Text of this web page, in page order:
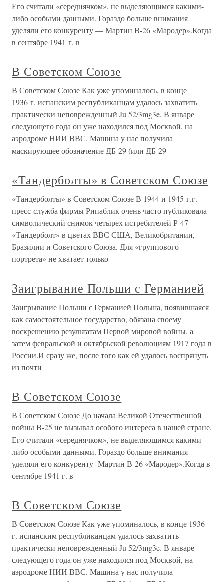
Его считали «середнячком», не выделяющимся какими-
либо особыми данными. Гораздо больше внимания
уделяли его конкуренту — Мартин В-26 «Мародер».Когда
в сентябре 1941 г. в
В Советском Союзе
В Советском Союзе Как уже упоминалось, в конце
1936 г. испанским республиканцам удалось захватить
практически неповрежденный Ju 52/3mg3e. В январе
следующего года он уже находился под Москвой, на
аэродроме НИИ ВВС. Машина у нас получила
маскирующее обозначение ДБ-29 (или ДБ-29
«Тандерболты» в Советском Союзе
«Тандерболты» в Советском Союзе В 1944 и 1945 г.г.
пресс-служба фирмы Рипаблик очень часто публиковала
символический снимок четырех истребителей Р-47
«Тандерболт» в цветах ВВС США, Великобритании,
Бразилии и Советского Союза. Для «группового
портрета» не хватает только
Заигрывание Польши с Германией
Заигрывание Польши с Германией Польша, появившаяся
как самостоятельное государство, обязана своему
воскрешению результатам Первой мировой войны, а
затем февральской и октябрьской революциям 1917 года в
России.И сразу же, после того как ей удалось воспрянуть
из почти
В Советском Союзе
В Советском Союзе До начала Великой Отечественной
войны В-25 не вызывал особого интереса в нашей стране.
Его считали «середнячком», не выделяющимся какими-
либо особыми данными. Гораздо больше внимания
уделяли его конкуренту- Мартин В-26 «Мародер».Когда в
сентябре 1941 г. в
В Советском Союзе
В Советском Союзе Как уже упоминалось, в конце 1936
г. испанским республиканцам удалось захватить
практически неповрежденный Ju 52/3mg3e. В январе
следующего года он уже находился под Москвой, на
аэродроме НИИ ВВС. Машина у нас получила